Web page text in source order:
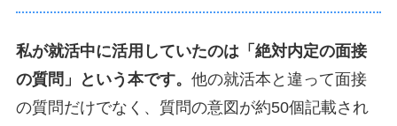
私が就活中に活用していたのは「絶対内定の面接
の質問」という本です。 他の就活本と違って面接
の質問だけでなく、質問の意図が約50個記載され